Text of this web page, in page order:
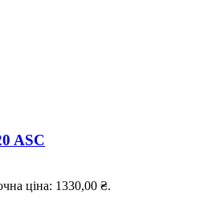
ASC
ціна: 1330,00 ₴.